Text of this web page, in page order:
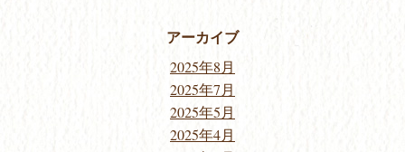
アーカイブ
2025年8月
2025年7月
2025年5月
2025年4月